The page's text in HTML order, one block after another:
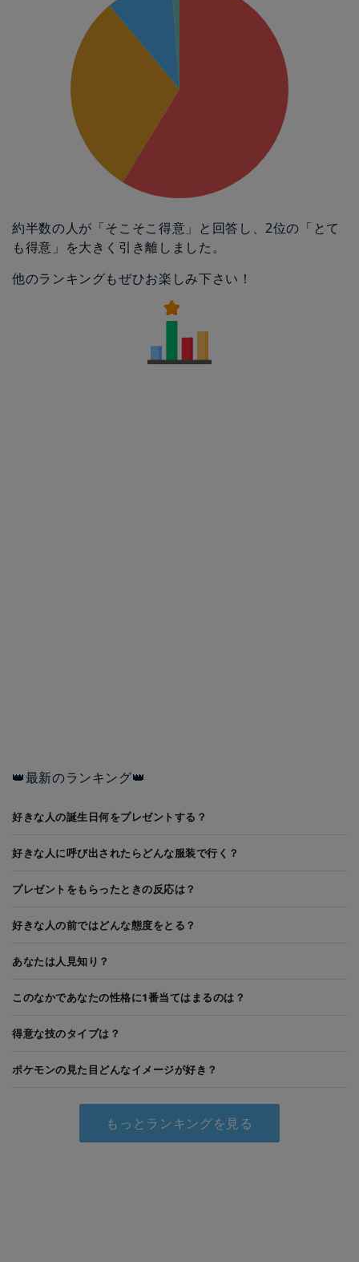
約半数の人が「そこそこ得意」と回答し、2位の「とて
も得意」を大きく引き離しました。
他のランキングもぜひお楽しみ下さい！
👑最新のランキング👑
好きな人の誕生日何をプレゼントする？
好きな人に呼び出されたらどんな服装で行く？
プレゼントをもらったときの反応は？
好きな人の前ではどんな態度をとる？
あなたは人見知り？
このなかであなたの性格に1番当てはまるのは？
得意な技のタイプは？
ポケモンの見た目どんなイメージが好き？
もっとランキングを見る